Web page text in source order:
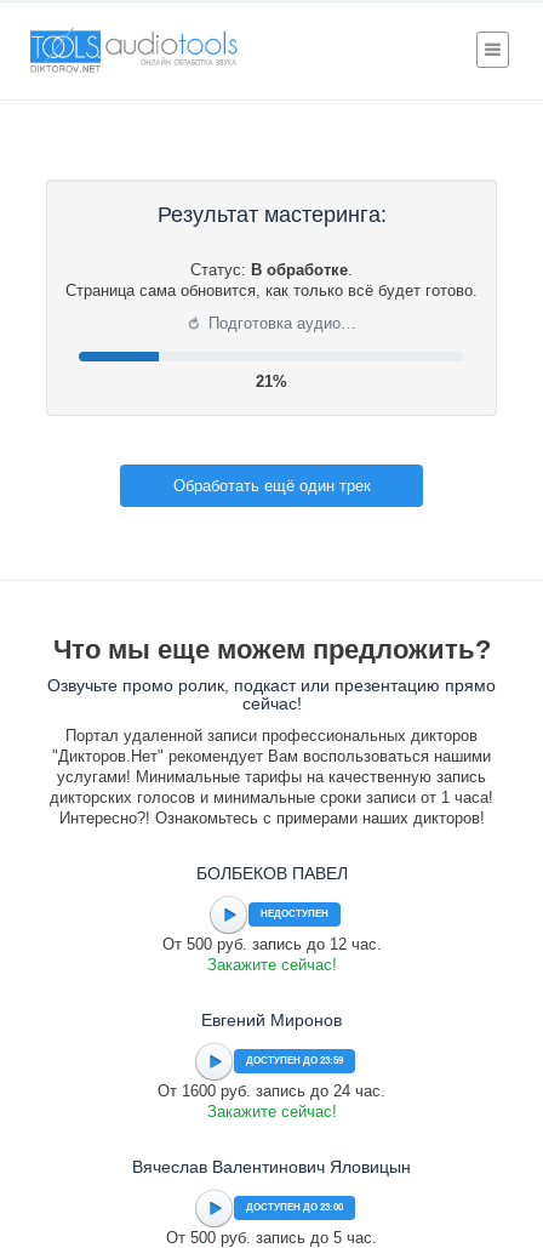
Результат мастеринга:
Статус: В обработке.
Страница сама обновится, как только всё будет готово.
⟳ Подготовка аудио…
21%
Обработать ещё один трек
Что мы еще можем предложить?
Озвучьте промо ролик, подкаст или презентацию прямо
сейчас!
Портал удаленной записи профессиональных дикторов
"Дикторов.Нет" рекомендует Вам воспользоваться нашими
услугами! Минимальные тарифы на качественную запись
дикторских голосов и минимальные сроки записи от 1 часа!
Интересно?! Ознакомьтесь с примерами наших дикторов!
БОЛБЕКОВ ПАВЕЛ
НЕДОСТУПЕН
От 500 руб. запись до 12 час.
Закажите сейчас!
Евгений Миронов
ДОСТУПЕН ДО 23:59
От 1600 руб. запись до 24 час.
Закажите сейчас!
Вячеслав Валентинович Яловицын
ДОСТУПЕН ДО 23:00
От 500 руб. запись до 5 час.